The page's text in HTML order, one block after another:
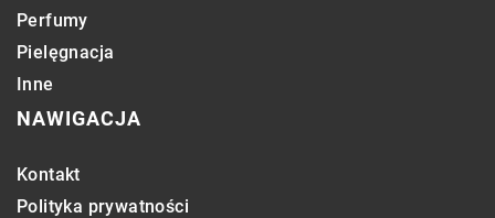
Perfumy
Pielęgnacja
Inne
NAWIGACJA
Kontakt
Polityka prywatności